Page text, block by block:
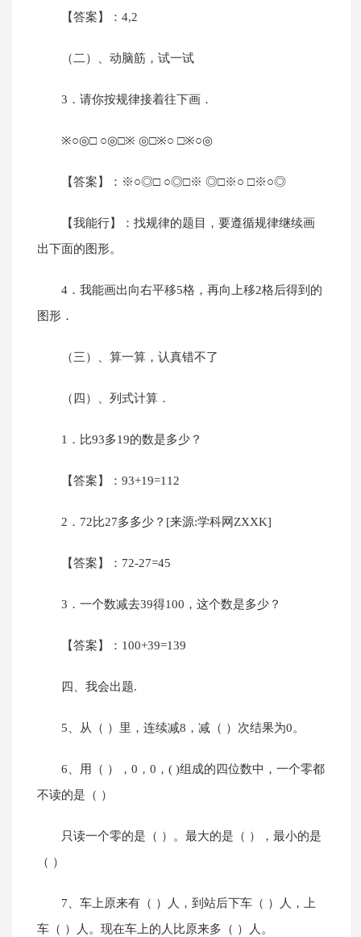
【答案】：4,2
（二）、动脑筋，试一试
3．请你按规律接着往下画．
※○◎□ ○◎□※ ◎□※○ □※○◎
【答案】：※○◎□ ○◎□※ ◎□※○ □※○◎
【我能行】：找规律的题目，要遵循规律继续画
出下面的图形。
4．我能画出向右平移5格，再向上移2格后得到的
图形．
（三）、算一算，认真错不了
（四）、列式计算．
1．比93多19的数是多少？
【答案】：93+19=112
2．72比27多多少？[来源:学科网ZXXK]
【答案】：72-27=45
3．一个数减去39得100，这个数是多少？
【答案】：100+39=139
四、我会出题.
5、从（ ）里，连续减8，减（ ）次结果为0。
6、用（ ），0，0，( )组成的四位数中，一个零都
不读的是（ ）
只读一个零的是（ ）。最大的是（ ），最小的是
（ ）
7、车上原来有（ ）人，到站后下车（ ）人，上
车（ ）人。现在车上的人比原来多（ ）人。